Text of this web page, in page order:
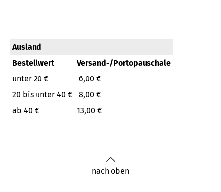
Ausland
Bestellwert
Versand-/Portopauschale
unter 20 €
6,00 €
20 bis unter 40 €
8,00 €
ab 40 €
13,00 €
nach oben